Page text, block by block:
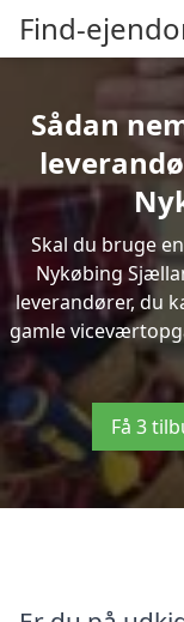
Find-
Sådan
Skal du bruge
Nykøbing
leverandører, du
gamle
Få 3